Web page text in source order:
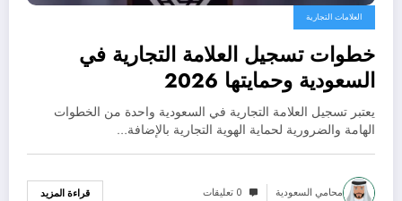
العلامات التجارية
خطوات تسجيل العلامة التجارية في
السعودية وحمايتها 2026
يعتبر تسجيل العلامة التجارية في السعودية واحدة من الخطوات
الهامة والضرورية لحماية الهوية التجارية بالإضافة…
محامي السعودية 0 تعليقات قراءة المزيد